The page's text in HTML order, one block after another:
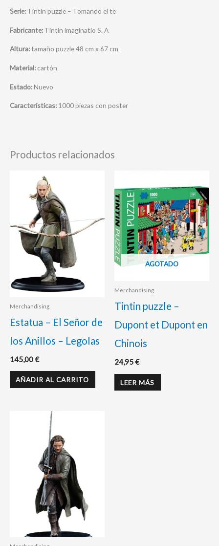
Serie: Tintin puzzle – Tomando el te
Fabricante: Tintin imaginatio S. A
Altura:tamaño puzzle 48 cm x 67 cm
Material: cartón
Estado:Nuevo
Características: 1000 piezas con poster
Productos relacionados
Merchandising
Estatua – El Señor de
los Anillos – Legolas
145,00€
AÑADIR AL CARRITO
AGOTADO
Merchandising
Tintin puzzle –
Dupont et Dupont en
Chinois
24,95€
LEER MÁS